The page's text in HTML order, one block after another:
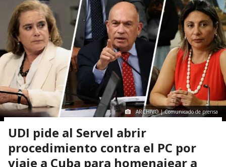
ARCHIVO | Comunicado de prensa
UDI pide al Servel abrir
procedimiento contra el PC por
viaje a Cuba para homenajear a